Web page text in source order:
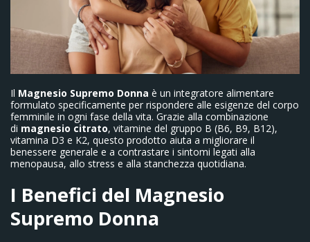
Il Magnesio Supremo Donna è un integratore alimentare
formulato specificamente per rispondere alle esigenze del corpo
femminile in ogni fase della vita. Grazie alla combinazione
di magnesio citrato, vitamine del gruppo B (B6, B9, B12),
vitamina D3 e K2, questo prodotto aiuta a migliorare il
benessere generale e a contrastare i sintomi legati alla
menopausa, allo stress e alla stanchezza quotidiana.
I Benefici del Magnesio
Supremo Donna